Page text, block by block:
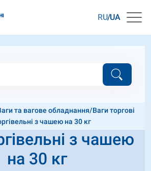
RU UA
та вагове обладнання/Ваги торгові
з чашею на 30 кг
з чашею
на 30 кг